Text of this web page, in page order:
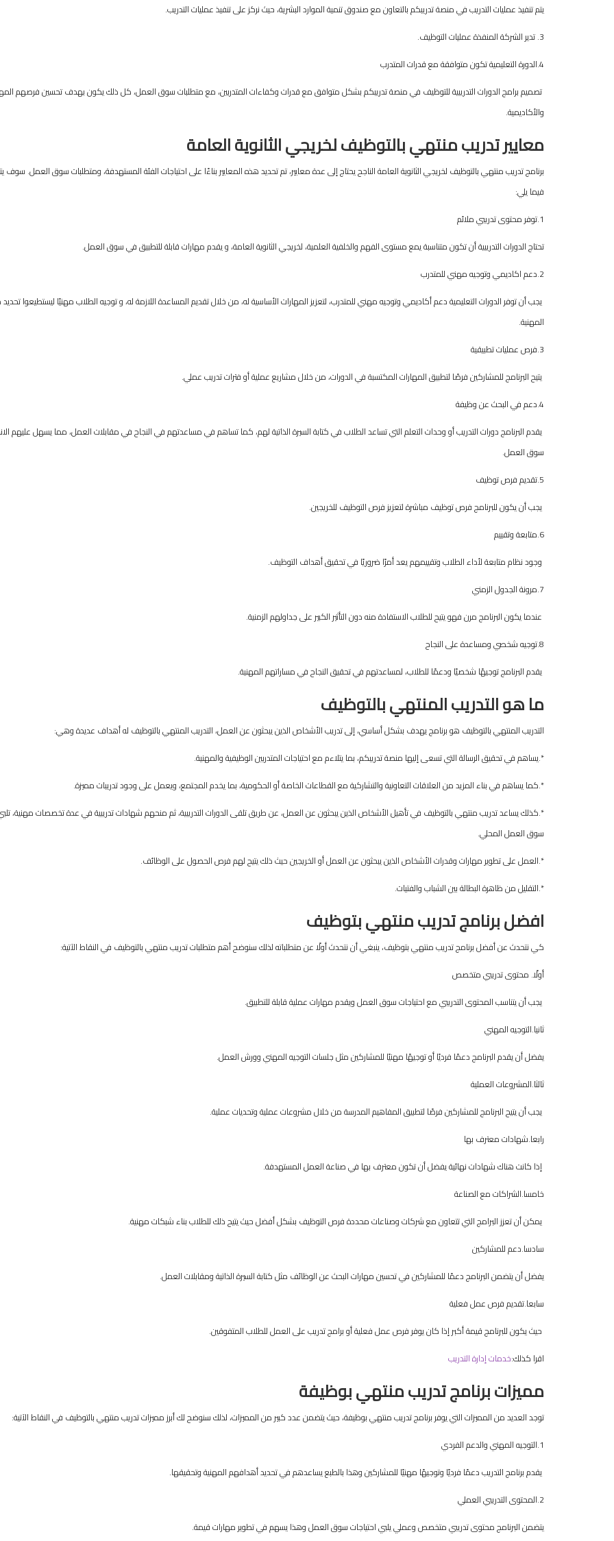
يتم تنفيذ عمليات التدريب في منصة تدريبكم بالتعاون مع صندوق تنمية الموارد البشرية، حيث نركز على تنفيذ عمليات التدريب.
3. تدير الشركة المنفذة عمليات التوظيف.
4.الدورة التعليمية تكون متوافقة مع قدرات المتدرب
تصميم برامج الدورات التدريبية للتوظيف في منصة تدريبكم بشكل متوافق مع قدرات وكفاءات المتدربين، مع متطلبات سوق العمل، كل ذلك يكون بهدف تحسين فرصهم
والأكاديمية.
معاييرتدريبمنتهيبالتوظيفلخريجيالثانويةالعامة
برنامج تدريب منتهي بالتوظيف لخريجي الثانوية العامة الناجح يحتاج إلى عدة معايير، تم تحديد هذه المعايير بناءًا على احتياجات الفئة المستهدفة، ومتطلبات سوق العمل. سوف
فيما يلي:
1.توفر محتوى تدريبي ملائم
تحتاج الدورات التدريبية أن تكون متناسبة يمع مستوى الفهم والخلفية العلمية، لخريجي الثانوية العامة، و يقدم مهارات قابلة للتطبيق في سوق العمل.
2.دعم اكاديمي وتوجيه مهني للمتدرب
يجب أن توفر الدورات التعليمية دعم أكاديمي وتوجيه مهني للمتدرب، لتعزيز المهارات الأساسية له، من خلال تقديم المساعدة اللازمة له، و توجيه الطلاب مهنيًا ليستطيعوا
المهنية.
3.فرص عمليات تطبيقية
يتيح البرنامج للمشاركين فرصًا لتطبيق المهارات المكتسبة في الدورات، من خلال مشاريع عملية أو فترات تدريب عملي.
4.دعم في البحث عن وظيفة
يقدم البرنامج دورات التدريب أو وحدات التعلم التي تساعد الطلاب في كتابة السيرة الذاتية لهم، كما تساهم في مساعدتهم في النجاح في مقابلات العمل، مما يسهل عليهم
سوق العمل.
5.تقديم فرص توظيف
يجب أن يكون للبرنامج فرص توظيف مباشرة لتعزيز فرص التوظيف للخريجين.
6.متابعة وتقييم
وجود نظام متابعة لأداء الطلاب وتقييمهم يعد أمرًا ضروريًا في تحقيق أهداف التوظيف.
7.مرونة الجدول الزمني
عندما يكون البرنامج مرن فهو يتيح للطلاب الاستفادة منه دون التأثير الكبير على جداولهم الزمنية.
8.توجيه شخصي ومساعدة على النجاح
يقدم البرنامج توجيهًا شخصيًا ودعمًا للطلاب، لمساعدتهم في تحقيق النجاح في مساراتهم المهنية.
ماهوالتدريبالمنتهيبالتوظيف
التدريب المنتهي بالتوظيف هو برنامج يهدف بشكل أساسي، إلى تدريب الأشخاص الذين يبحثون عن العمل، التدريب المنتهي بالتوظيف له أهداف عديدة وهي:
*.يساهم في تحقيق الرسالة التي تسعى إليها منصة تدريبكم، بما يتلاءم مع احتياجات المتدربين الوظيفية والمهنية.
*.كما يساهم في بناء المزيد من العلاقات التعاونية والتشاركية مع القطاعات الخاصة أو الحكومية، بما يخدم المجتمع، ويعمل على وجود تدريبات مميزة.
*.كذلك يساعد تدريب منتهي بالتوظيف في تأهيل الأشخاص الذين يبحثون عن العمل، عن طريق تلقى الدورات التدريبية، ثم منحهم شهادات تدريبية في عدة تخصصات مهنية،
سوق العمل المحلي.
*.العمل على تطوير مهارات وقدرات الأشخاص الذين يبحثون عن العمل أو الخريجين حيث ذلك يتيح لهم فرص الحصول على الوظائف.
*.التقليل من ظاهرة البطالة بين الشباب والفتيات.
افضلبرنامجتدريبمنتهيبتوظيف
كي نتحدث عن أفضل برنامج تدريب منتهي بتوظيف، ينبغي أن نتحدث أولًا عن متطلباته لذلك سنوضح أهم متطلبات تدريب منتهي بالتوظيف في النقاط الآتية:
أولًا. محتوى تدريبي متخصص
يجب أن يتناسب المحتوى التدريبي مع احتياجات سوق العمل ويقدم مهارات عملية قابلة للتطبيق.
ثانيا.التوجيه المهني
يفضل أن يقدم البرنامج دعمًا فرديًا أو توجيهًا مهنيًا للمشاركين مثل جلسات التوجيه المهني وورش العمل.
ثالثا.المشروعات العملية
يجب أن يتيح البرنامج للمشاركين فرصًا لتطبيق المفاهيم المدرسة من خلال مشروعات عملية وتحديات عملية.
رابعا.شهادات معترف بها
إذا كانت هناك شهادات نهائية يفضل أن تكون معترف بها في صناعة العمل المستهدفة.
خامسا.الشراكات مع الصناعة
يمكن أن تعزز البرامج التي تتعاون مع شركات وصناعات محددة فرص التوظيف بشكل أفضل حيث يتيح ذلك للطلاب بناء شبكات مهنية.
سادسا.دعم للمشاركين
يفضل أن يتضمن البرنامج دعمًا للمشاركين في تحسين مهارات البحث عن الوظائف مثل كتابة السيرة الذاتية ومقابلات العمل.
سابعا.تقديم فرص عمل فعلية
حيث يكون للبرنامج قيمة أكبر إذا كان يوفر فرص عمل فعلية أو برامج تدريب على العمل للطلاب المتفوقين.
اقرا كذلك:خدمات إدارة التدريب
مميزاتبرنامجتدريبمنتهيبوظيفة
توجد العديد من المميزات التي يوفر برنامج تدريب منتهي بوظيفة، حيث يتضمن عدد كبير من المميزات، لذلك سنوضح لك أبرز مميزات تدريب منتهي بالتوظيف في النقاط الآتية:
1.التوجيه المهني والدعم الفردي
يقدم برنامج التدريب دعمًا فرديًا وتوجيهًا مهنيًا للمشاركين وهذا بالطبع يساعدهم في تحديد أهدافهم المهنية وتحقيقها.
2.المحتوى التدريبي العملي
يتضمن البرنامج محتوى تدريبي متخصص وعملي يلبي احتياجات سوق العمل وهذا يسهم في تطوير مهارات قيمة.